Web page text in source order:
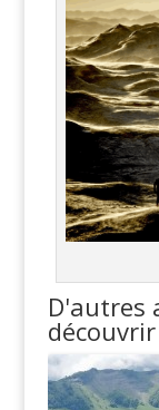
D'autres